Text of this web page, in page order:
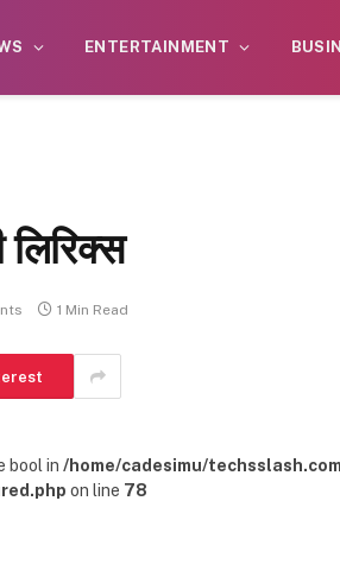
ENTERTAINMENT
लिरिक्स
1 Min Read
bool in /home/cadesimu/
on line 78